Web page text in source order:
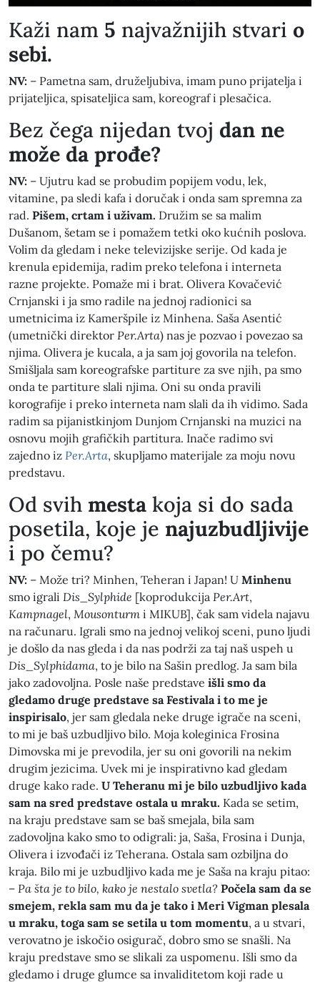
​Kaži nam 5 najvažnijih stvari o
sebi.
NV: – Pametna sam, druželjubiva, imam puno prijatelja i
prijateljica, spisateljica sam, koreograf i plesačica.
​Bez čega nijedan tvoj dan ne
može da prođe?
NV: – Ujutru kad se probudim popijem vodu, lek,
vitamine, pa sledi kafa i doručak i onda sam spremna za
rad. Pišem, crtam i uživam. Družim se sa malim
Dušanom, šetam se i pomažem tetki oko kućnih poslova.
Volim da gledam i neke televizijske serije. Od kada je
krenula epidemija, radim preko telefona i interneta
razne projekte. Pomaže mi i brat. Olivera Kovačević
Crnjanski i ja smo radile na jednoj radionici sa
umetnicima iz Kameršpile iz Minhena. Saša Asentić
(umetnički direktor Per.Arta) nas je pozvao i povezao sa
njima. Olivera je kucala, a ja sam joj govorila na telefon.
Smišljala sam koreografske partiture za sve njih, pa smo
onda te partiture slali njima. Oni su onda pravili
korografije i preko interneta nam slali da ih vidimo. Sada
radim sa pijanistkinjom Dunjom Crnjanski na muzici na
osnovu mojih grafičkih partitura. Inače radimo svi
zajedno iz Per.Arta, skupljamo materijale za moju novu
predstavu.
​Od svih mesta koja si do sada
posetila, koje je najuzbudljivije
i po čemu?
NV: – Može tri? Minhen, Teheran i Japan! U Minhenu
smo igrali Dis_Sylphide [koprodukcija Per.Art,
Kampnagel, Mousonturm i MIKUB], čak sam videla najavu
na računaru. Igrali smo na jednoj velikoj sceni, puno ljudi
je došlo da nas gleda i da nas podrži za taj naš uspeh u
Dis_Sylphidama, to je bilo na Sašin predlog. Ja sam bila
jako zadovoljna. Posle naše predstave išli smo da
gledamo druge predstave sa Festivala i to me je
inspirisalo, jer sam gledala neke druge igrače na sceni,
to mi je baš uzbudljivo bilo. Moja koleginica Frosina
Dimovska mi je prevodila, jer su oni govorili na nekim
drugim jezicima. Uvek mi je inspirativno kad gledam
druge kako rade. U Teheranu mi je bilo uzbudljivo kada
sam na sred predstave ostala u mraku. Kada se setim,
na kraju predstave sam se baš smejala, bila sam
zadovoljna kako smo to odigrali: ja, Saša, Frosina i Dunja,
Olivera i izvođači iz Teherana. Ostala sam ozbiljna do
kraja. Bilo mi je uzbudljivo kada me je Saša na kraju pitao:
– Pa šta je to bilo, kako je nestalo svetla? Počela sam da se
smejem, rekla sam mu da je tako i Meri Vigman plesala
u mraku, toga sam se setila u tom momentu, a u stvari,
verovatno je iskočio osigurač, dobro smo se snašli. Na
kraju predstave smo se slikali za uspomenu. Išli smo da
gledamo i druge glumce sa invaliditetom koji rade u